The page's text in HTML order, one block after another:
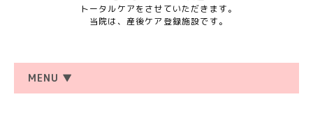
トータルケアをさせていただきます。
当院は、産後ケア登録施設です。
MENU ▼